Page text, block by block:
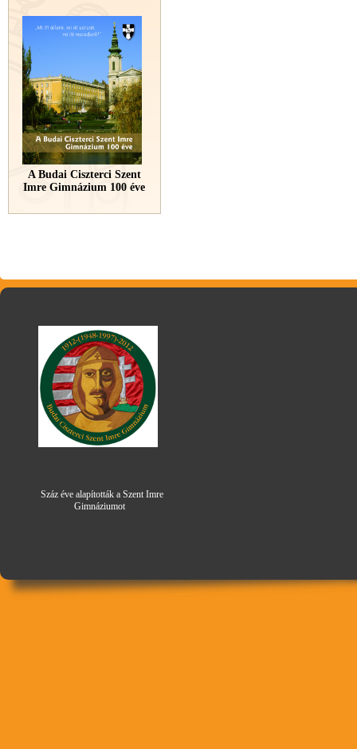
A Budai Ciszterci Szent
Imre Gimnázium 100 éve
Száz éve alapították a Szent Imre
Gimnáziumot